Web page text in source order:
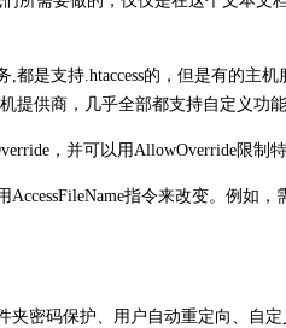
,都是支持.htaccess的，但是有的主
提供商，几乎全部都支持自定义功能
，并可以用AllowOverride限制
指令来改变。例如，
夹密码保护、用户自动重定向、自